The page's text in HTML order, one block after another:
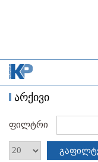
არქივი
ფილტრი